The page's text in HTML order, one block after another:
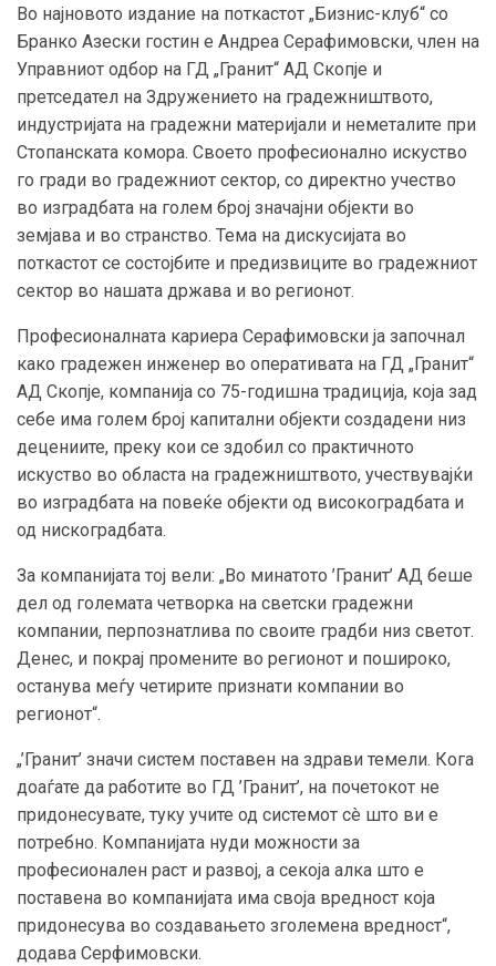
Во најновото издание на поткастот „Бизнис-клуб“ со
Бранко Азески гостин е Андреа Серафимовски, член на
Управниот одбор на ГД „Гранит“ АД Скопје и
претседател на Здружението на градежништвото,
индустријата на градежни материјали и неметалите при
Стопанската комора. Своето професионално искуство
го гради во градежниот сектор, со директно учество
во изградбата на голем број значајни објекти во
земјава и во странство. Тема на дискусијата во
поткастот се состојбите и предизвиците во градежниот
сектор во нашата држава и во регионот.
Професионалната кариера Серафимовски ја започнал
како градежен инженер во оперативата на ГД „Гранит“
АД Скопје, компанија со 75-годишна традиција, која зад
себе има голем број капитални објекти создадени низ
децениите, преку кои се здобил со практичното
искуство во областа на градежништвото, учествувајќи
во изградбата на повеќе објекти од високоградбата и
од нискоградбата.
За компанијата тој вели: „Во минатото ’Гранит’ АД беше
дел од големата четворка на светски градежни
компании, перпознатлива по своите градби низ светот.
Денес, и покрај промените во регионот и пошироко,
останува меѓу четирите признати компании во
регионот“.
„’Гранит’ значи систем поставен на здрави темели. Кога
доаѓате да работите во ГД ’Гранит’, на почетокот не
придонесувате, туку учите од системот сè што ви е
потребно. Компанијата нуди можности за
професионален раст и развој, а секоја алка што е
поставена во компанијата има своја вредност која
придонесува во создавањето зголемена вредност“,
додава Серфимовски.